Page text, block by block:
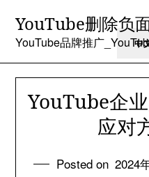
content
YouTube删除负
YouTube品牌推广
YouTube企
应对
Posted on 2024